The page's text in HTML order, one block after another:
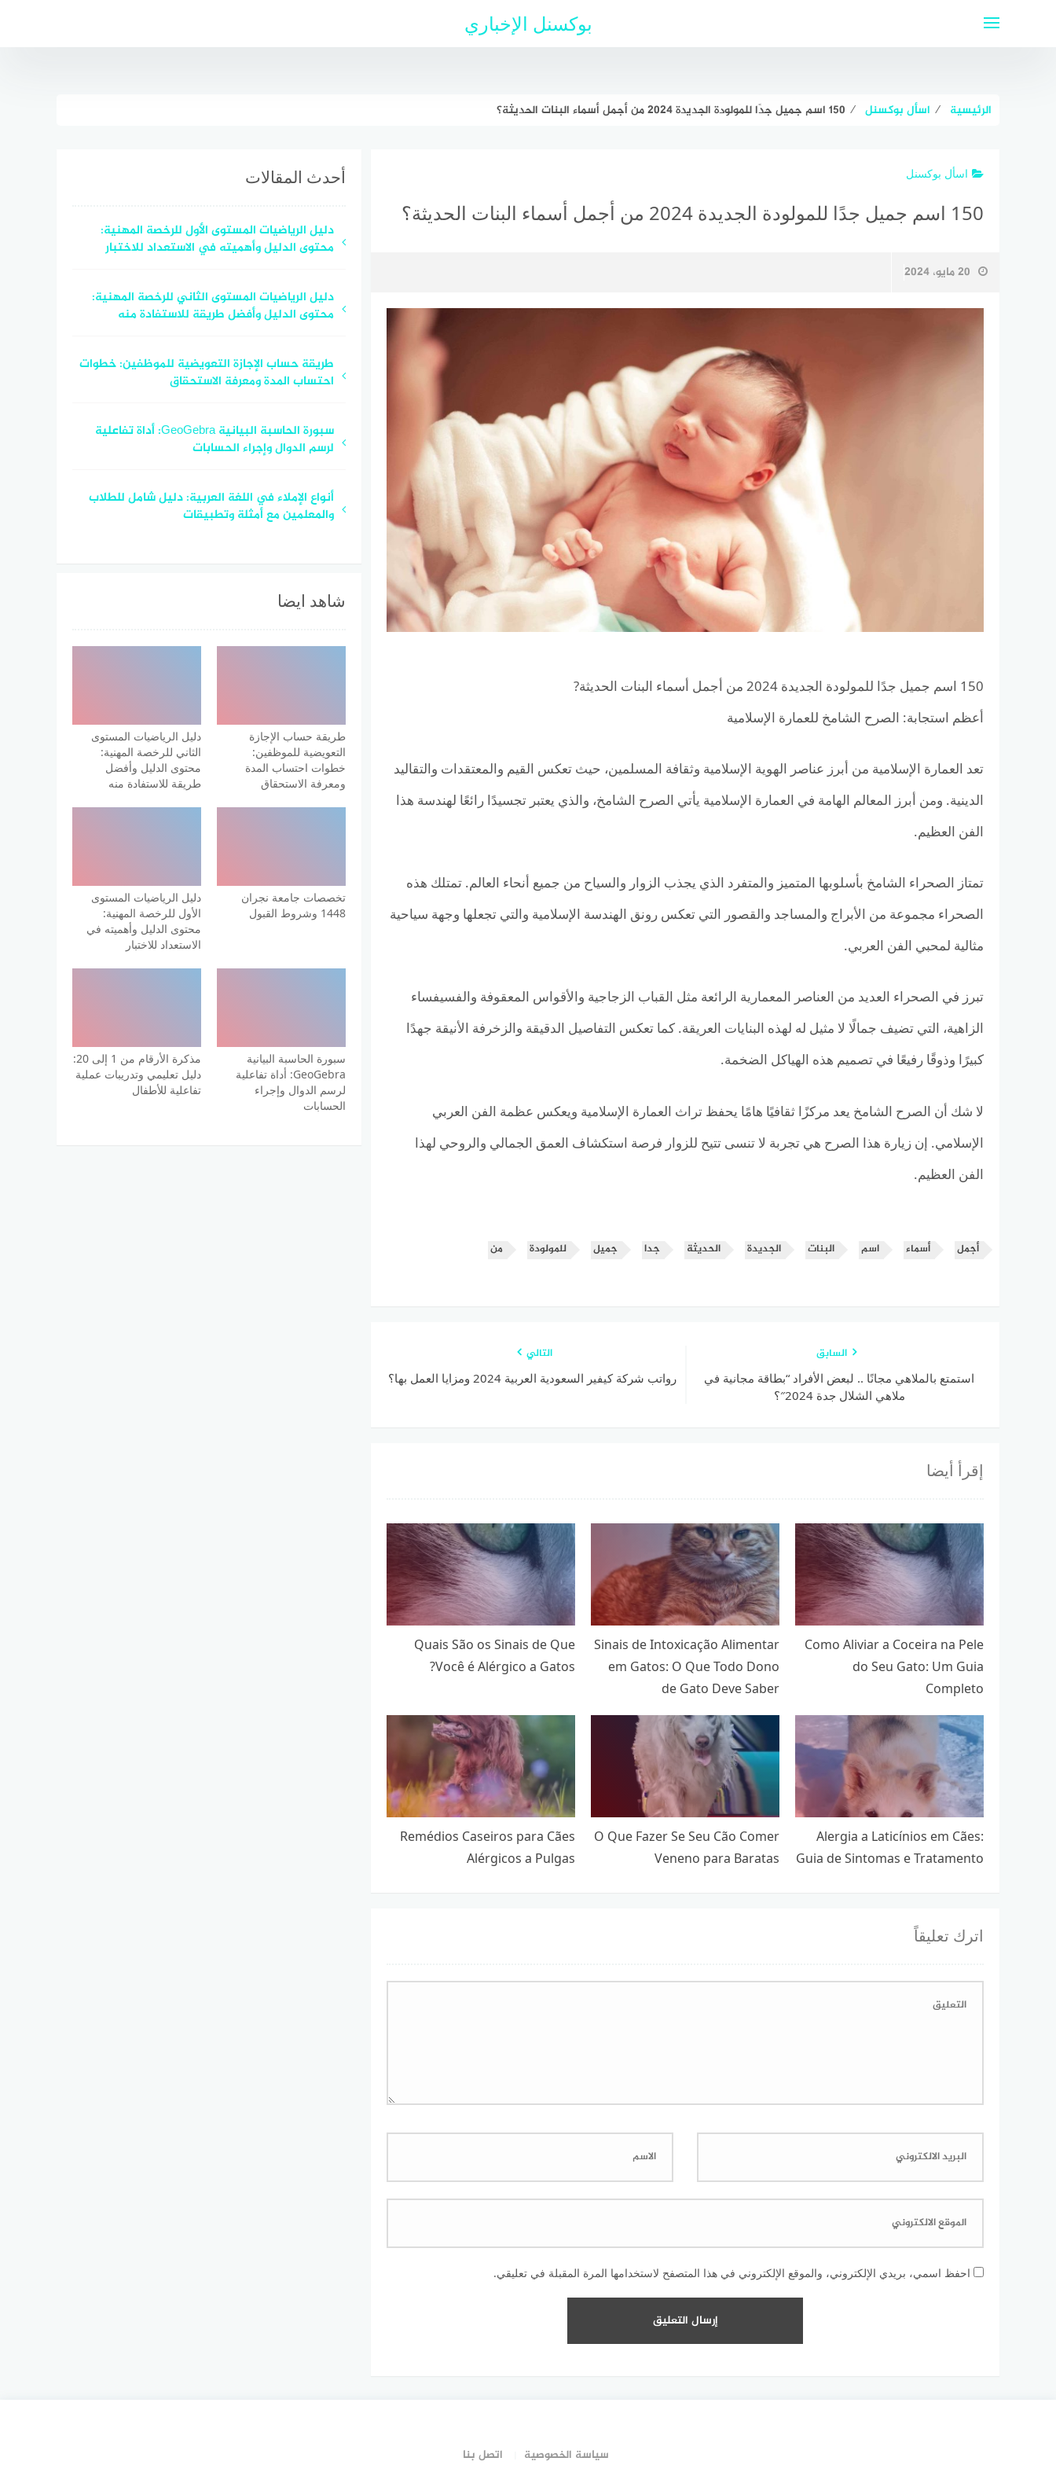
بوكسنل الإخباري
الرئيسية ⁄ اسأل بوكسنل ⁄ 150 اسم جميل جدًا للمولودة الجديدة 2024 من أجمل أسماء البنات الحديثة؟
اسأل بوكسنل
150 اسم جميل جدًا للمولودة الجديدة 2024 من أجمل أسماء البنات الحديثة؟
20 مايو، 2024
150 اسم جميل جدًا للمولودة الجديدة 2024 من أجمل أسماء البنات الحديثة?
أعظم استجابة: الصرح الشامخ للعمارة الإسلامية
تعد العمارة الإسلامية من أبرز عناصر الهوية الإسلامية وثقافة المسلمين، حيث تعكس القيم والمعتقدات والتقاليد
الدينية. ومن أبرز المعالم الهامة في العمارة الإسلامية يأتي الصرح الشامخ، والذي يعتبر تجسيدًا رائعًا لهندسة هذا
الفن العظيم.
تمتاز الصحراء الشامخ بأسلوبها المتميز والمتفرد الذي يجذب الزوار والسياح من جميع أنحاء العالم. تمتلك هذه
الصحراء مجموعة من الأبراج والمساجد والقصور التي تعكس رونق الهندسة الإسلامية والتي تجعلها وجهة سياحية
مثالية لمحبي الفن العربي.
تبرز في الصحراء العديد من العناصر المعمارية الرائعة مثل القباب الزجاجية والأقواس المعقوفة والفسيفساء
الزاهية، التي تضيف جمالًا لا مثيل له لهذه البنايات العريقة. كما تعكس التفاصيل الدقيقة والزخرفة الأنيقة جهدًا
كبيرًا وذوقًا رفيعًا في تصميم هذه الهياكل الضخمة.
لا شك أن الصرح الشامخ يعد مركزًا ثقافيًا هامًا يحفظ تراث العمارة الإسلامية ويعكس عظمة الفن العربي
الإسلامي. إن زيارة هذا الصرح هي تجربة لا تنسى تتيح للزوار فرصة استكشاف العمق الجمالي والروحي لهذا
الفن العظيم.
أجمل أسماء اسم البنات الجديدة الحديثة جدا جميل للمولودة من
السابق
استمتع بالملاهي مجانًا .. لبعض الأفراد “بطاقة مجانية في
ملاهي الشلال جدة 2024″؟
التالي
رواتب شركة كيفير السعودية العربية 2024 ومزايا العمل بها؟
إقرأ أيضا
Como Aliviar a Coceira na Pele
do Seu Gato: Um Guia
Completo
Sinais de Intoxicação Alimentar
em Gatos: O Que Todo Dono
de Gato Deve Saber
Quais São os Sinais de Que
Você é Alérgico a Gatos?
Alergia a Laticínios em Cães:
Guia de Sintomas e Tratamento
O Que Fazer Se Seu Cão Comer
Veneno para Baratas
Remédios Caseiros para Cães
Alérgicos a Pulgas
اترك تعليقاً
احفظ اسمي، بريدي الإلكتروني، والموقع الإلكتروني في هذا المتصفح لاستخدامها المرة المقبلة في تعليقي.
أحدث المقالات
دليل الرياضيات المستوى الأول للرخصة المهنية:
محتوى الدليل وأهميته في الاستعداد للاختبار
دليل الرياضيات المستوى الثاني للرخصة المهنية:
محتوى الدليل وأفضل طريقة للاستفادة منه
طريقة حساب الإجازة التعويضية للموظفين: خطوات
احتساب المدة ومعرفة الاستحقاق
سبورة الحاسبة البيانية GeoGebra: أداة تفاعلية
لرسم الدوال وإجراء الحسابات
أنواع الإملاء في اللغة العربية: دليل شامل للطلاب
والمعلمين مع أمثلة وتطبيقات
شاهد ايضا
طريقة حساب الإجازة
التعويضية للموظفين:
خطوات احتساب المدة
ومعرفة الاستحقاق
دليل الرياضيات المستوى
الثاني للرخصة المهنية:
محتوى الدليل وأفضل
طريقة للاستفادة منه
تخصصات جامعة نجران
1448 وشروط القبول
دليل الرياضيات المستوى
الأول للرخصة المهنية:
محتوى الدليل وأهميته في
الاستعداد للاختبار
سبورة الحاسبة البيانية
GeoGebra: أداة تفاعلية
لرسم الدوال وإجراء
الحسابات
مذكرة الأرقام من 1 إلى 20:
دليل تعليمي وتدريبات عملية
تفاعلية للأطفال
سياسة الخصوصية اتصل بنا